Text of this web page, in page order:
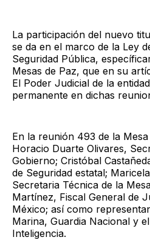
La participación del nuevo
se da en el marco de la Ley
Seguridad Pública,
Mesas de Paz, que en su
El Poder Judicial de la
permanente en dichas
En la reunión 493 de la
Horacio Duarte Olivares,
Gobierno; Cristóbal
de Seguridad estatal;
Secretaria Técnica de la
Martínez, Fiscal General de
México; así como
Marina, Guardia Nacional y
Inteligencia.